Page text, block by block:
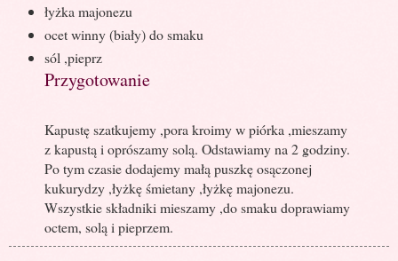
łyżka majonezu
ocet winny (biały) do smaku
sól ,pieprz
Przygotowanie
Kapustę szatkujemy ,pora kroimy w piórka ,mieszamy
z kapustą i oprószamy solą. Odstawiamy na 2 godziny.
Po tym czasie dodajemy małą puszkę osączonej
kukurydzy ,łyżkę śmietany ,łyżkę majonezu.
Wszystkie składniki mieszamy ,do smaku doprawiamy
octem, solą i pieprzem.